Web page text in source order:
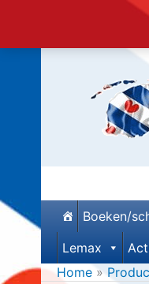
Boeken/
Lemax
Home